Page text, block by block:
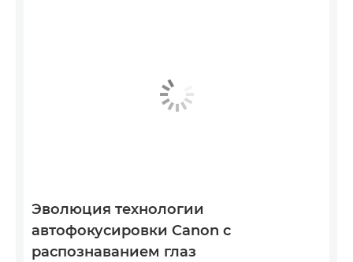
Эволюция технологии
автофокусировки Canon с
распознаванием глаз